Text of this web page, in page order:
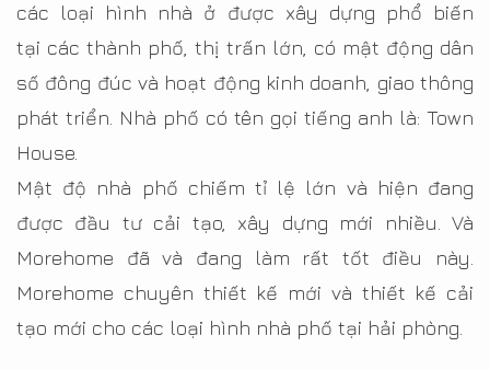
các loại hình nhà ở được xây dựng phổ biến
tại các thành phố, thị trấn lớn, có mật động dân
số đông đúc và hoạt động kinh doanh, giao thông
phát triển. Nhà phố có tên gọi tiếng anh là: Town
House.
Mật độ nhà phố chiếm tỉ lệ lớn và hiện đang
được đầu tư cải tạo, xây dựng mới nhiều. Và
Morehome đã và đang làm rất tốt điều này.
Morehome chuyên thiết kế mới và thiết kế cải
tạo mới cho các loại hình nhà phố tại hải phòng.